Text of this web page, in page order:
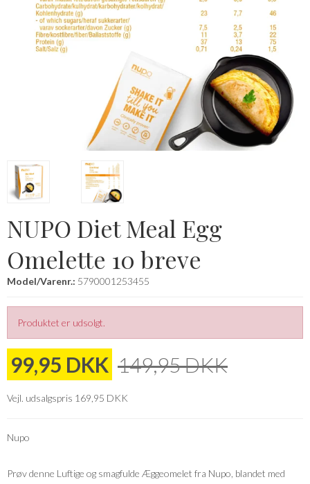
NUPO Diet Meal Egg
Omelette 10 breve
Model/Varenr.: 5790001253455
Produktet er udsolgt.
99,95 DKK 149,95 DKK
Vejl. udsalgspris 169,95 DKK
Nupo
Prøv denne Luftige og smagfulde Æggeomelet fra Nupo, blandet med